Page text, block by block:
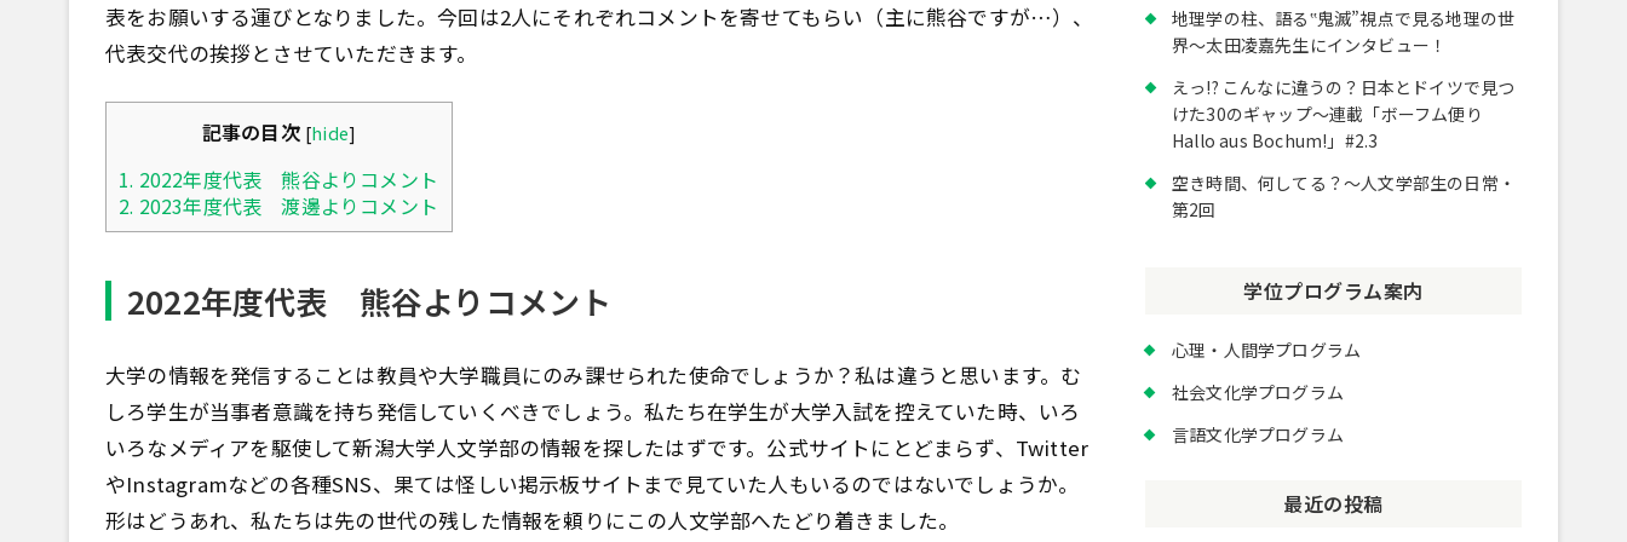
表をお願いする運びとなりました。今回は2人にそれぞれコメントを寄せてもらい（主に熊谷ですが…）、
代表交代の挨拶とさせていただきます。
記事の目次 [hide]
1. 2022年度代表 熊谷よりコメント
2. 2023年度代表 渡邊よりコメント
2022年度代表 熊谷よりコメント
大学の情報を発信することは教員や大学職員にのみ課せられた使命でしょうか？私は違うと思います。む
しろ学生が当事者意識を持ち発信していくべきでしょう。私たち在学生が大学入試を控えていた時、いろ
いろなメディアを駆使して新潟大学人文学部の情報を探したはずです。公式サイトにとどまらず、Twitter
やInstagramなどの各種SNS、果ては怪しい掲示板サイトまで見ていた人もいるのではないでしょうか。
形はどうあれ、私たちは先の世代の残した情報を頼りにこの人文学部へたどり着きました。
地理学の柱、語る‟鬼滅”視点で見る地理の世
界～太田凌嘉先生にインタビュー！
えっ!? こんなに違うの？日本とドイツで見つ
けた30のギャップ～連載「ボーフム便り
Hallo aus Bochum!」#2.3
空き時間、何してる？～人文学部生の日常・
第2回
学位プログラム案内
心理・人間学プログラム
社会文化学プログラム
言語文化学プログラム
最近の投稿